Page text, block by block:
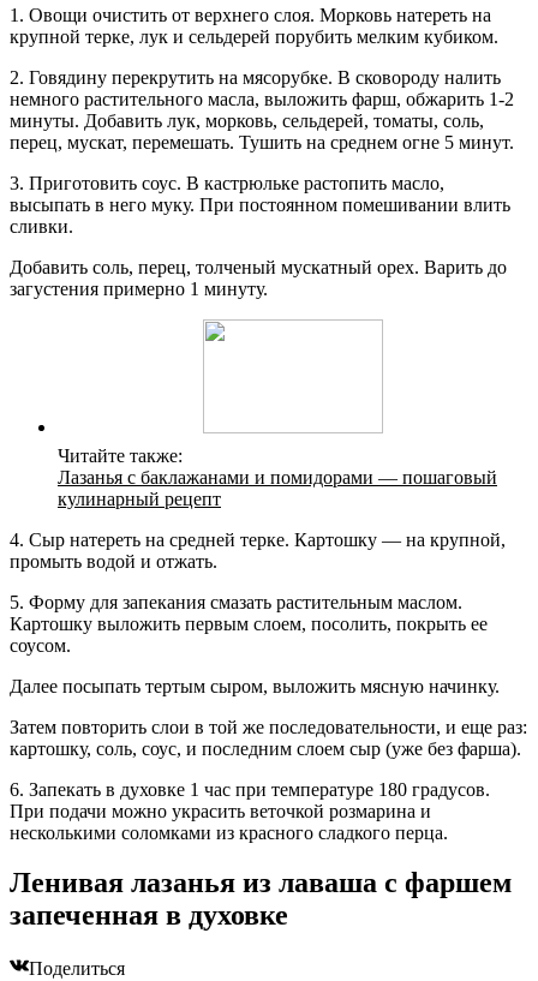
1. Овощи очистить от верхнего слоя. Морковь натереть на
крупной терке, лук и сельдерей порубить мелким кубиком.
2. Говядину перекрутить на мясорубке. В сковороду налить
немного растительного масла, выложить фарш, обжарить 1-2
минуты. Добавить лук, морковь, сельдерей, томаты, соль,
перец, мускат, перемешать. Тушить на среднем огне 5 минут.
3. Приготовить соус. В кастрюльке растопить масло,
высыпать в него муку. При постоянном помешивании влить
сливки.
Добавить соль, перец, толченый мускатный орех. Варить до
загустения примерно 1 минуту.
Читайте также:
Лазанья с баклажанами и помидорами — пошаговый
кулинарный рецепт
4. Сыр натереть на средней терке. Картошку — на крупной,
промыть водой и отжать.
5. Форму для запекания смазать растительным маслом.
Картошку выложить первым слоем, посолить, покрыть ее
соусом.
Далее посыпать тертым сыром, выложить мясную начинку.
Затем повторить слои в той же последовательности, и еще раз:
картошку, соль, соус, и последним слоем сыр (уже без фарша).
6. Запекать в духовке 1 час при температуре 180 градусов.
При подачи можно украсить веточкой розмарина и
несколькими соломками из красного сладкого перца.
Ленивая лазанья из лаваша с фаршем
запеченная в духовке
Поделиться